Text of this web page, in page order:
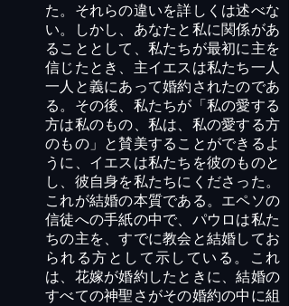
た。それらの違いを詳しくは述べな
い。しかし、あなたと私に関係があ
ることとして、私たちが最初に主を
信じたとき、主イエスは私たち一人
一人と義にあって婚約されたのであ
る。その後、私たちが「私の愛する
方は私のもの、私は、私の愛する方
のもの」と賛美することができるよ
うに、イエスは私たちを彼のものと
し、彼自身を私たちにくださった。
これが結婚の本質である。エペソの
信徒への手紙の中で、パウロは私た
ちの主を、すでに教会と結婚してお
られる方として示している。これ
は、花嫁が婚約したときに、結婚の
すべての神聖さがその婚約の中に組